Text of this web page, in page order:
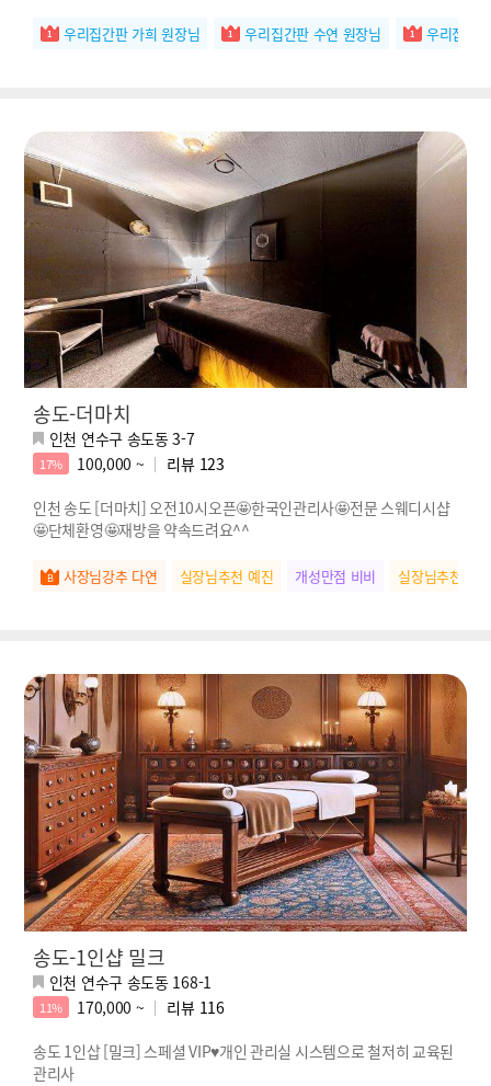
우리집간판 가희 원장님 우리집간판 수연 원장님 우리집간
송도-더마치
인천 연수구 송도동 3-7
17% 100,000 ~ 리뷰 123
인천 송도 [더마치] 오전10시오픈🤩한국인관리사🤩전문 스웨디시샵
🤩단체환영🤩재방을 약속드려요^^
사장님강추 다연 실장님추천 예진 개성만점 비비 실장님추천 예은
송도-1인샵 밀크
인천 연수구 송도동 168-1
11% 170,000 ~ 리뷰 116
송도 1인삽 [밀크] 스페셜 VIP♥개인 관리실 시스템으로 철저히 교육된
관리사